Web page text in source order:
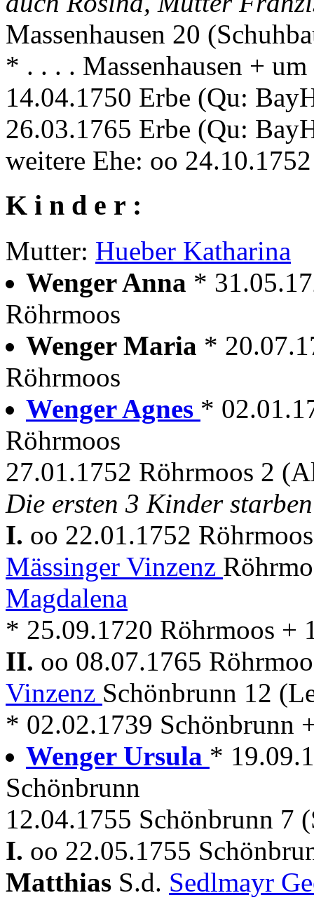
Massenhausen 20
* . . . . Massenhausen +
14.04.1750 Erbe (Qu:
26.03.1765 Erbe (Qu:
weitere Ehe: oo
K i n d e r :
Mutter: Hueber Katharina
Wenger Anna *
Röhrmoos
Wenger Maria *
Röhrmoos
Wenger Agnes *
Röhrmoos
27.01.1752 Röhrmoos 2
Die ersten 3 Kinder
I. oo 22.01.1752
Mässinger Vinzenz
Magdalena
* 25.09.1720 Röhrmoos +
II. oo 08.07.1765
Vinzenz Schönbrunn 12
* 02.02.1739 Schönbrunn
Wenger Ursula *
Schönbrunn
12.04.1755 Schönbrunn 7
I. oo 22.05.1755
Matthias S.d. Sedlmayr